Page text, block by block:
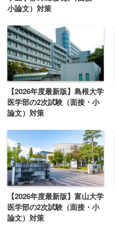
小論文）対策
【2026年度最新版】島根大学
医学部の2次試験（面接・小
論文）対策
【2026年度最新版】富山大学
医学部の2次試験（面接・小
論文）対策